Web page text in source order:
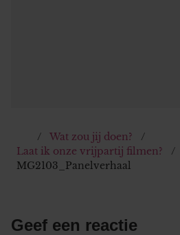
Wat zou jij doen?
Laat ik onze vrijpartij filmen?
MG2103_Panelverhaal
Geef een reactie